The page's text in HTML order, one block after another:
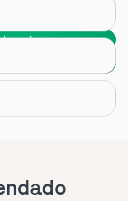
profesor